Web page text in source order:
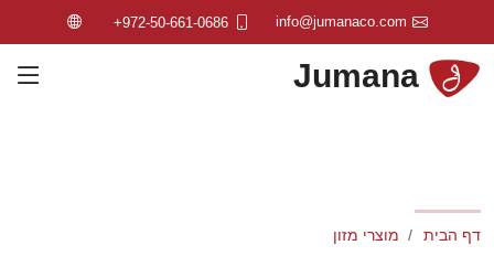
info@jumanaco.com
+972-50-661-0686
Jumana
דף הבית מוצרי מזון